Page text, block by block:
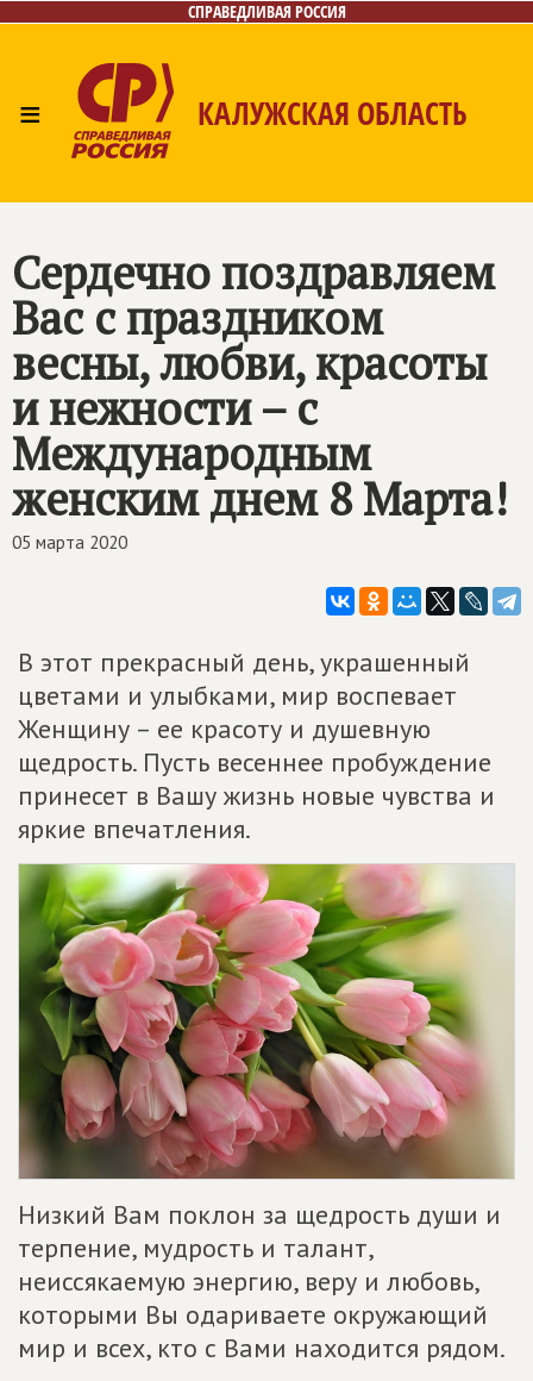
СПРАВЕДЛИВАЯ РОССИЯ
≡ КАЛУЖСКАЯ ОБЛАСТЬ
Сердечно поздравляем
Вас с праздником
весны, любви, красоты
и нежности – с
Международным
женским днем 8 Марта!
05 марта 2020
В этот прекрасный день, украшенный
цветами и улыбками, мир воспевает
Женщину – ее красоту и душевную
щедрость. Пусть весеннее пробуждение
принесет в Вашу жизнь новые чувства и
яркие впечатления.
Низкий Вам поклон за щедрость души и
терпение, мудрость и талант,
неиссякаемую энергию, веру и любовь,
которыми Вы одариваете окружающий
мир и всех, кто с Вами находится рядом.